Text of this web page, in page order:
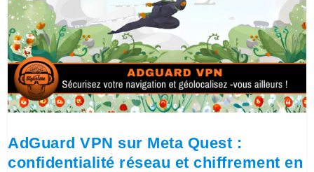
AdGuard VPN sur Meta Quest :
confidentialité réseau et chiffrement en